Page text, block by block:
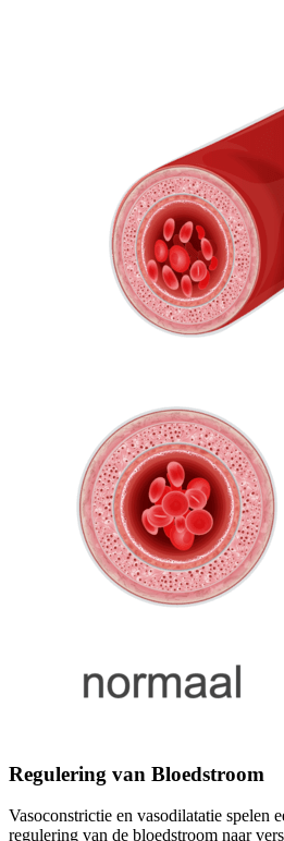
Regulering van Bloedstroom
Vasoconstrictie en vasodilatatie spelen
regulering van de bloedstroom naar